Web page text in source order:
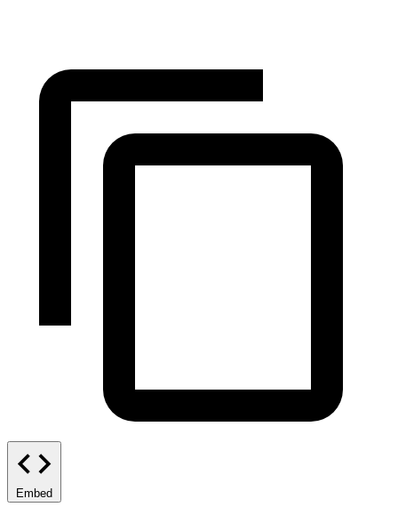
Embed